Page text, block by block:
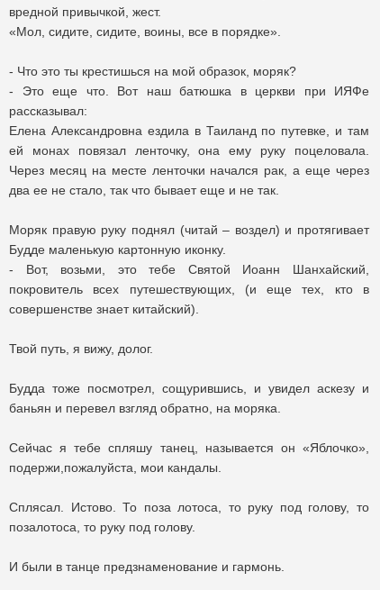
вредной привычкой, жест.
«Мол, сидите, сидите, воины, все в порядке».
- Что это ты крестишься на мой образок, моряк?
- Это еще что. Вот наш батюшка в церкви при ИЯФе
рассказывал:
Елена Александровна ездила в Таиланд по путевке, и там
ей монах повязал ленточку, она ему руку поцеловала.
Через месяц на месте ленточки начался рак, а еще через
два ее не стало, так что бывает еще и не так.
Моряк правую руку поднял (читай – воздел) и протягивает
Будде маленькую картонную иконку.
- Вот, возьми, это тебе Святой Иоанн Шанхайский,
покровитель всех путешествующих, (и еще тех, кто в
совершенстве знает китайский).
Твой путь, я вижу, долог.
Будда тоже посмотрел, сощурившись, и увидел аскезу и
баньян и перевел взгляд обратно, на моряка.
Сейчас я тебе спляшу танец, называется он «Яблочко»,
подержи,пожалуйста, мои кандалы.
Сплясал. Истово. То поза лотоса, то руку под голову, то
позалотоса, то руку под голову.
И были в танце предзнаменование и гармонь.